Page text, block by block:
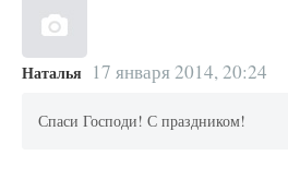
Наталья 17 января 2014, 20:24
Спаси Господи! С праздником!